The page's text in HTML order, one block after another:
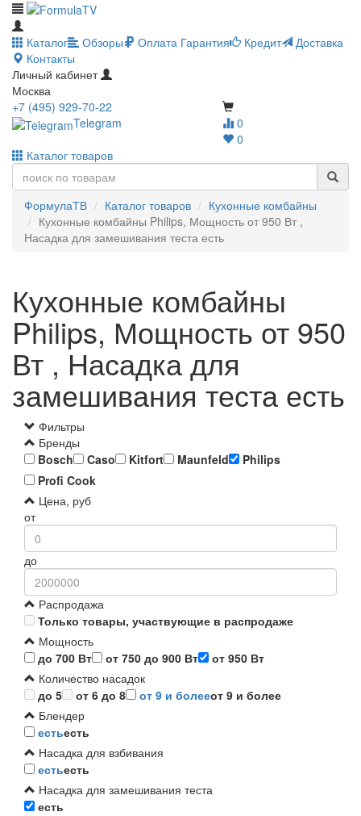
Каталог Обзоры Оплата Гарантия Кредит
Доставка
Контакты
Личный кабинет
Москва
0
0
+7 (495) 929-70-22
Telegram
Каталог товаров
ФормулаТВ Каталог товаров
Кухонные комбайны
Кухонные комбайны Philips, Мощность от 950 Вт ,
Насадка для замешивания теста есть
Кухонные комбайны
Philips, Мощность от 950
Вт , Насадка для
замешивания теста есть
Фильтры
Бренды
Bosch
Caso Kitfort Maunfeld
Philips
Profi Cook
Цена, руб
от
до
Распродажа
Только товары, участвующие в распродаже
Мощность
до 700 Вт
от 750 до 900 Вт
от 950 Вт
Количество насадок
до 5
от 6 до 8 от 9 и болееот 9 и более
Блендер
естьесть
Насадка для взбивания
естьесть
Насадка для замешивания теста
есть